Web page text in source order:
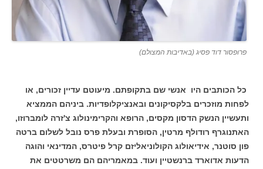
פרופסור דוד פסיג (באדיבות המצולם)
כל הכותבים היו אנשי שם בתקופתם. מיעוטם עדיין זכורים, או
לפחות מוזכרים בלקסיקונים ובאנציקלופדיות. ביניהם הממציא
ותעשיין הנשק הדסון מקסים, הרופא והקרימינולוג צ'זרה לומברוזו,
האתנוגרף רודולף מרטין, הסופרת ובעלת פרס נובל לשלום ברטה
פון סוטנר, אידיאולוג הקולוניאליזם קרל פיטרס, המדינאי והוגה
הדעות אדוארד ברנשטיין ועוד. במאמריהם הם משרטטים את